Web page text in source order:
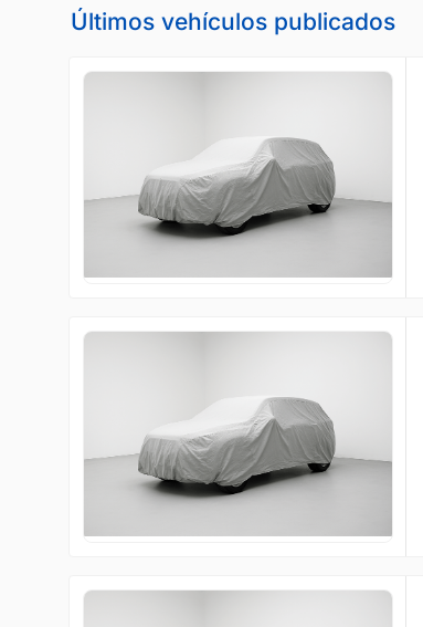
Últimos vehículos publicados